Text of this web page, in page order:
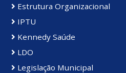
Estrutura Organizacional
IPTU
Kennedy Saúde
LDO
Legislação Municipal